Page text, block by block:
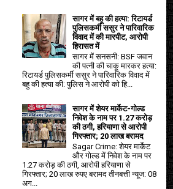
सागर में बहू की हत्या: रिटायर्ड
पुलिसकर्मी ससुर ने पारिवारिक
विवाद में की मारपीट, आरोपी
हिरासत में
सागर में सनसनी: BSF जवान
की पत्नी की चाकू मारकर हत्या:
रिटायर्ड पुलिसकर्मी ससुर ने पारिवारिक विवाद में
बहु की हत्या की: पुलिस ने आरोपी को हि...
सागर में शेयर मार्केट-गोल्ड
निवेश के नाम पर 1.27 करोड़
की ठगी, हरियाणा से आरोपी
गिरफ्तार; 20 लाख बरामद
Sagar Crime: शेयर मार्केट
और गोल्ड में निवेश के नाम पर
1.27 करोड़ की ठगी, आरोपी हरियाणा से
गिरफ्तार; 20 लाख रुपए बरामद तीनबत्ती न्यूज: 08
अग...